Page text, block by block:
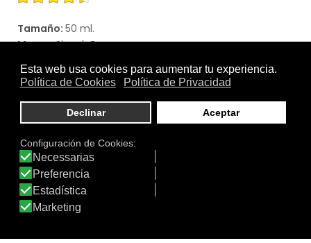
Tamaño: 50 ml.
Marca:SingulaDerm
XPERTSUN URBAN
Protector facial específicamente formulado para
proteger la piel de las radiaciones solares y del daño
oxidativo inducido por la polución en entornos urbanos,
ayudando a prevenir y revertir los signos del
fotoenvejecimiento y fatiga en la piel todos los días del
año.
Ver producto